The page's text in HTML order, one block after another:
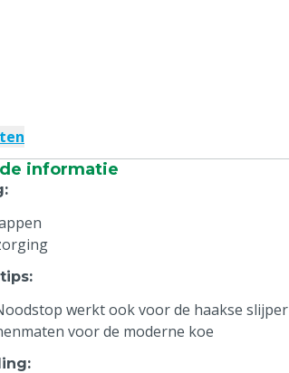
informatie
:
:
werkt ook voor de haakse slijper
voor de moderne koe
: